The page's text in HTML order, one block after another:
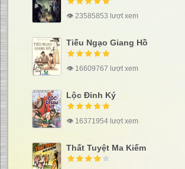
👁 23585853 lượt xem
Tiếu Ngạo Giang Hồ
👁 16609767 lượt xem
Lộc Đỉnh Ký
👁 16371954 lượt xem
Thất Tuyệt Ma Kiếm